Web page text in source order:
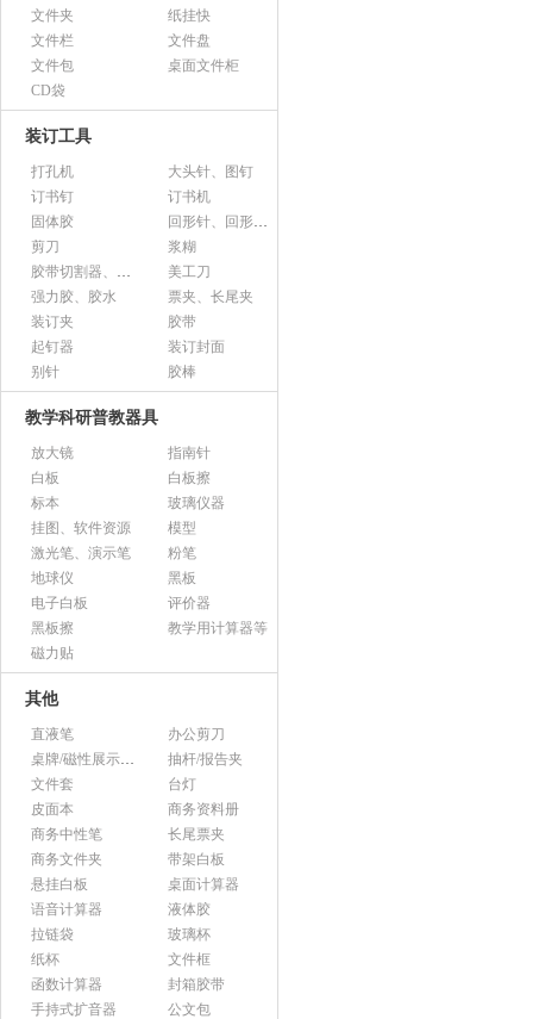
文件夹
纸挂快
文件栏
文件盘
文件包
桌面文件柜
CD袋
装订工具
打孔机
大头针、图钉
订书钉
订书机
固体胶
回形针、回形针盒
剪刀
浆糊
胶带切割器、胶带座、封箱器
美工刀
强力胶、胶水
票夹、长尾夹
装订夹
胶带
起钉器
装订封面
别针
胶棒
教学科研普教器具
放大镜
指南针
白板
白板擦
标本
玻璃仪器
挂图、软件资源
模型
激光笔、演示笔
粉笔
地球仪
黑板
电子白板
评价器
黑板擦
教学用计算器等
磁力贴
其他
直液笔
办公剪刀
桌牌/磁性展示帖/证件框
抽杆/报告夹
文件套
台灯
皮面本
商务资料册
商务中性笔
长尾票夹
商务文件夹
带架白板
悬挂白板
桌面计算器
语音计算器
液体胶
拉链袋
玻璃杯
纸杯
文件框
函数计算器
封箱胶带
手持式扩音器
公文包